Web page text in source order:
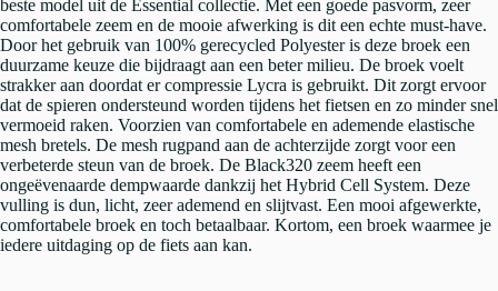
beste model uit de Essential collectie. Met een goede pasvorm, zeer
comfortabele zeem en de mooie afwerking is dit een echte must-have.
Door het gebruik van 100% gerecycled Polyester is deze broek een
duurzame keuze die bijdraagt aan een beter milieu. De broek voelt
strakker aan doordat er compressie Lycra is gebruikt. Dit zorgt ervoor
dat de spieren ondersteund worden tijdens het fietsen en zo minder snel
vermoeid raken. Voorzien van comfortabele en ademende elastische
mesh bretels. De mesh rugpand aan de achterzijde zorgt voor een
verbeterde steun van de broek. De Black320 zeem heeft een
ongeëvenaarde dempwaarde dankzij het Hybrid Cell System. Deze
vulling is dun, licht, zeer ademend en slijtvast. Een mooi afgewerkte,
comfortabele broek en toch betaalbaar. Kortom, een broek waarmee je
iedere uitdaging op de fiets aan kan.